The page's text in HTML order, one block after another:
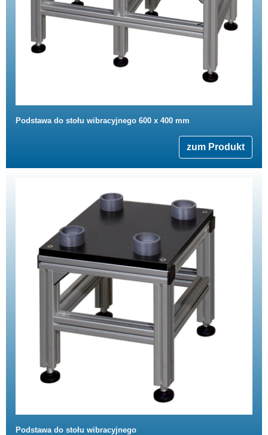
Podstawa do stołu wibracyjnego 600 x 400 mm
zum Produkt
Podstawa do stołu wibracyjnego